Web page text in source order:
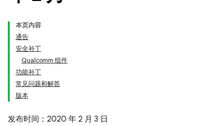
本页内容
通告
安全补丁
Qualcomm 组件
功能补丁
常见问题和解答
版本
发布时间：2020 年 2 月 3 日